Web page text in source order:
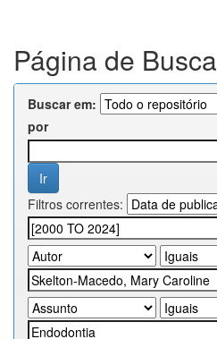
Página de Busca
Buscar em:
por
Filtros correntes: